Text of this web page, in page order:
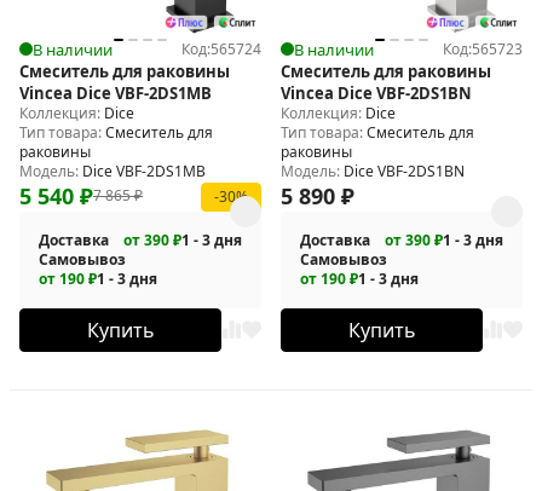
В наличии Код:565724
Смеситель для раковины
Vincea Dice VBF-2DS1MB
Коллекция: Dice
Тип товара:Смеситель для
раковины
Модель: Dice VBF-2DS1MB
7 865₽
5 540 ₽ -30%
Доставка от 390 ₽1 - 3 дня
Самовывоз
от 190 ₽1 - 3 дня
Купить
В наличии Код:565723
Смеситель для раковины
Vincea Dice VBF-2DS1BN
Коллекция: Dice
Тип товара:Смеситель для
раковины
Модель: Dice VBF-2DS1BN
5 890 ₽
Доставка от 390 ₽1 - 3 дня
Самовывоз
от 190 ₽1 - 3 дня
Купить